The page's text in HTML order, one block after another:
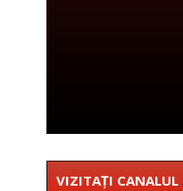
VIZITAȚI CANALUL